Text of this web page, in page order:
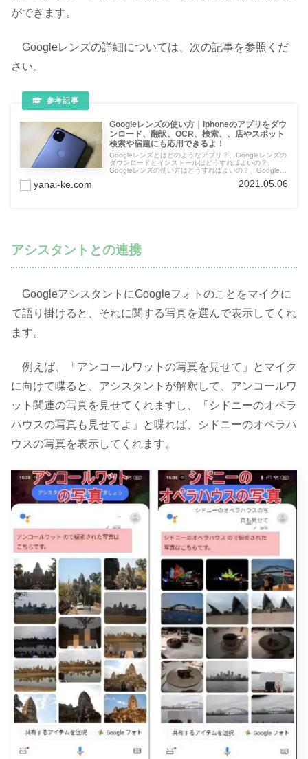
ができます。
Googleレンズの詳細については、次の記事を参照くだ
さい。
Googleレンズの使い方｜iphoneのアプリをダウ
ンロード、翻訳、OCR、検索、、店やスポット
検索や宿題にも応用できるよ！
Googleレンズとはどのようなアプリ？、Googleレンズの
ダウンロードとインストールはどうすればよいの？、
Googleレンズの使い方はどうすればよいの？、Googleレ
色々な機能を実際に試してみたよ、翻訳、テキスト、検
yanai-ke.com 2021.05.06
アシスタントとの連携
GoogleアシスタントにGoogleフォトのことをマイクに
て語り掛けると、それに関する写真を選んで表示してくれ
ます。
例えば、「アンコールワットの写真を見せて」とマイク
に向けて喋ると、アシスタントが解釈して、アンコールワ
ット関連の写真を見せてくれますし、「シドニーのオペラ
ハウスの写真も見せてよ」と喋れば、シドニーのオペラハ
ウスの写真を表示してくれます。